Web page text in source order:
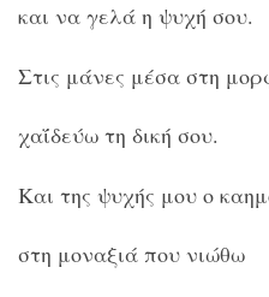
και να γελά η ψυχή σου.
Στις μάνες μέσα στη
χαΐδεύω τη δική σου.
Και της ψυχής μου ο
στη μοναξιά που νιώθω